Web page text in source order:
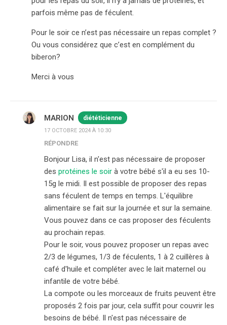
parfois même pas de féculent.
Pour le soir ce n’est pas nécessaire un repas complet ?
Ou vous considérez que c’est en complément du
biberon?
Merci à vous
MARION diététicienne
17 OCTOBRE 2024 À 10:30
RÉPONDRE
Bonjour Lisa, il n'est pas nécessaire de proposer
des protéines le soir à votre bébé s'il a eu ses 10-
15g le midi. Il est possible de proposer des repas
sans féculent de temps en temps. L'équilibre
alimentaire se fait sur la journée et sur la semaine.
Vous pouvez dans ce cas proposer des féculents
au prochain repas.
Pour le soir, vous pouvez proposer un repas avec
2/3 de légumes, 1/3 de féculents, 1 à 2 cuillères à
café d'huile et compléter avec le lait maternel ou
infantile de votre bébé.
La compote ou les morceaux de fruits peuvent être
proposés 2 fois par jour, cela suffit pour couvrir les
besoins de bébé. Il n'est pas nécessaire de